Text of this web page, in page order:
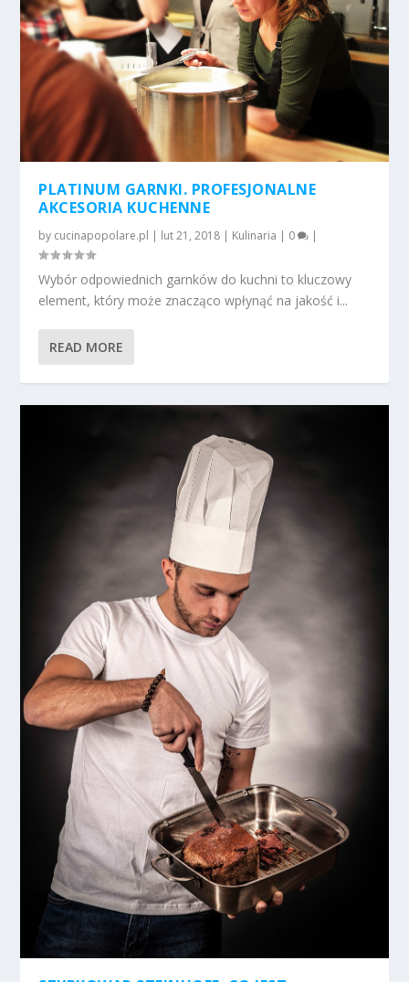
PLATINUM GARNKI. PROFESJONALNE
AKCESORIA KUCHENNE
by cucinapopolare.pl | lut 21, 2018 | Kulinaria | 0 |
Wybór odpowiednich garnków do kuchni to kluczowy
element, który może znacząco wpłynąć na jakość i...
READ MORE